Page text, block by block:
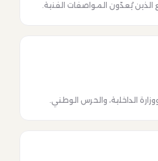
الذين يُعدّون المواصفات الفنية.
الداخلية، والحرس الوطني.